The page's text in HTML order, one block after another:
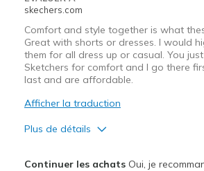
Sizing
View On Shoes
Shoes are for
skechers.com
Comfort and style together is what
Great with shorts or dresses. I would
them for all dress up or casual. You
Sketchers for comfort and I go there
last and are affordable.
Afficher la traduction
Plus de détails
Continuer les achatsOui, je